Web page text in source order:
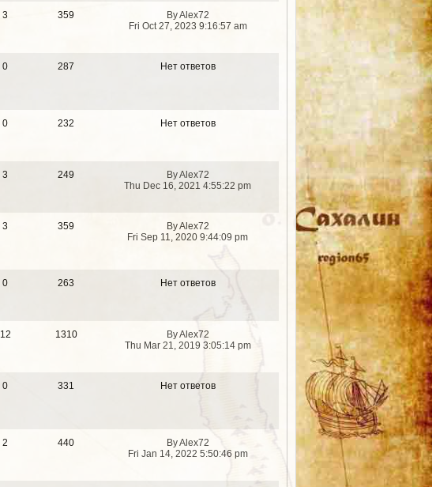
3 359
By Alex72
Fri Oct 27, 2023 9:16:57 am
0 287 Нет ответов
0 232 Нет ответов
3 249
By Alex72
Thu Dec 16, 2021 4:55:22 pm
3 359
By Alex72
Fri Sep 11, 2020 9:44:09 pm
0 263 Нет ответов
12 1310
By Alex72
Thu Mar 21, 2019 3:05:14 pm
0 331 Нет ответов
2 440
By Alex72
Fri Jan 14, 2022 5:50:46 pm